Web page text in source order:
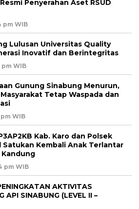
Penyerahan Aset RSUD
pm WIB
Lulusan Universitas Quality
Inovatif dan Berintegritas
pm WIB
Gunung Sinabung Menurun,
Tetap Waspada dan
WIB
Kab. Karo dan Polsek
Satukan Kembali Anak Terlantar
pm WIB
AKTIVITAS
API SINABUNG (LEVEL II –